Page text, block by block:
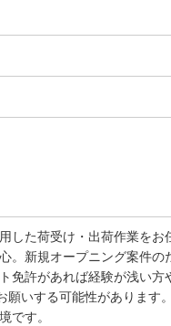
した荷受け・出荷作業を
。新規オープニング案件
免許があれば経験が浅い
いする可能性があります
です。